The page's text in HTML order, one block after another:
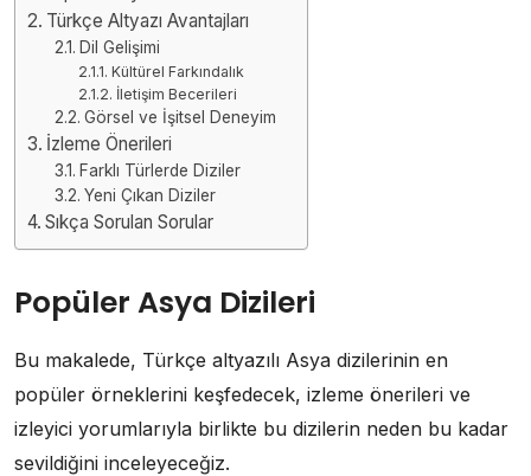
Türkçe Altyazı Avantajları
Dil Gelişimi
Kültürel Farkındalık
İletişim Becerileri
Görsel ve İşitsel Deneyim
İzleme Önerileri
Farklı Türlerde Diziler
Yeni Çıkan Diziler
Sıkça Sorulan Sorular
Popüler Asya Dizileri
Bu makalede, Türkçe altyazılı Asya dizilerinin en
popüler örneklerini keşfedecek, izleme önerileri ve
izleyici yorumlarıyla birlikte bu dizilerin neden bu kadar
sevildiğini inceleyeceğiz.